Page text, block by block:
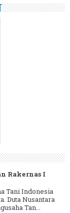
Rakernas I
Tani Indonesia
Duta Nusantara
Tan...